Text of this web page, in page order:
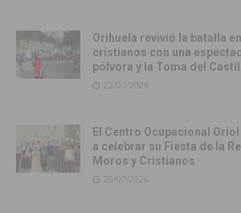
Orihuela revivió la batalla
cristianos con una
pólvora y la Toma del
22/07/2026
El Centro Ocupacional
a celebrar su Fiesta de la
Moros y Cristianos
20/07/2026